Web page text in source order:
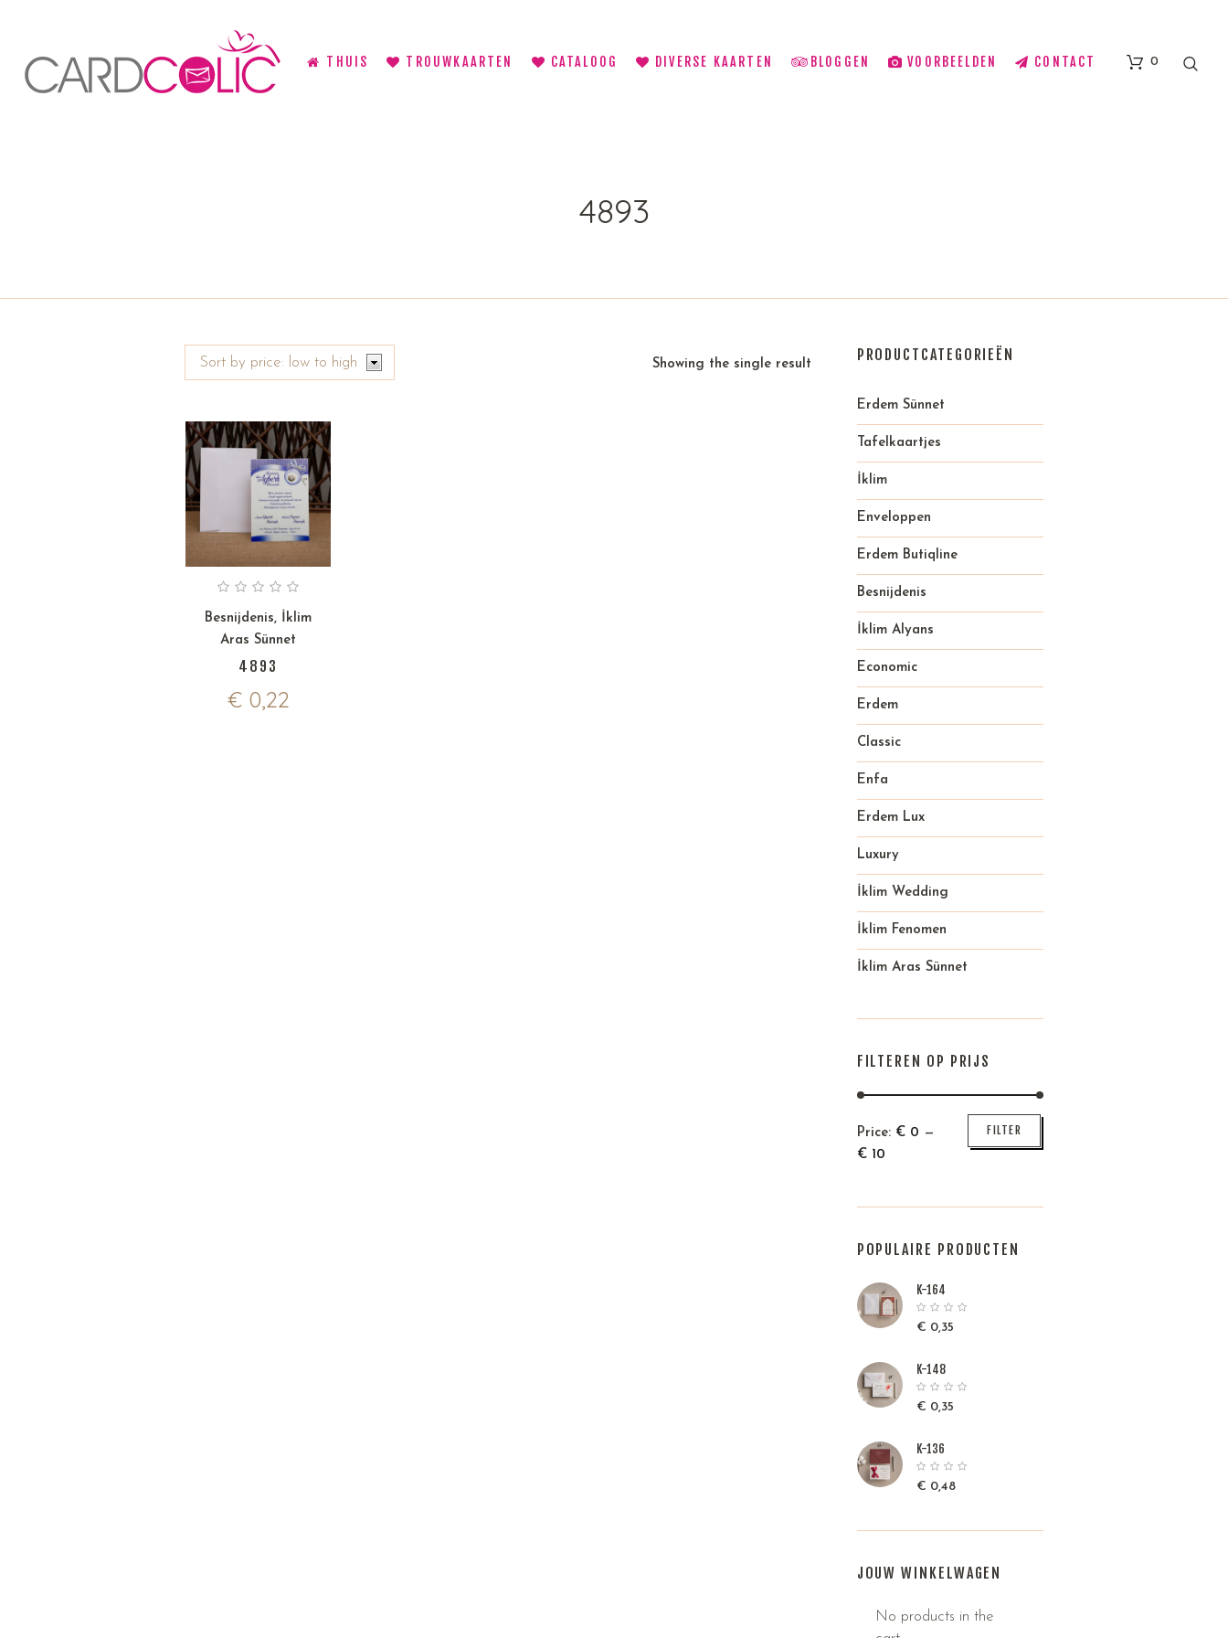
0
THUIS TROUWKAARTEN CATALOOG DIVERSE KAARTEN BLOGGEN VOORBEELDEN CONTACT
4893
Showing the single result
Besnijdenis,
İklim
Aras Sünnet
4893
€ 0,22
PRODUCTCATEGORIEËN
Erdem Sünnet
Tafelkaartjes
İklim
Enveloppen
Erdem Butiqline
Besnijdenis
İklim Alyans
Economic
Erdem
Classic
Enfa
Erdem Lux
Luxury
İklim Wedding
İklim Fenomen
İklim Aras Sünnet
FILTEREN OP PRIJS
Min
price
Max
price
FILTER
Price: € 0 —
€ 10
POPULAIRE PRODUCTEN
K-164
€ 0,35
K-148
€ 0,35
K-136
€ 0,48
JOUW WINKELWAGEN
No products in the